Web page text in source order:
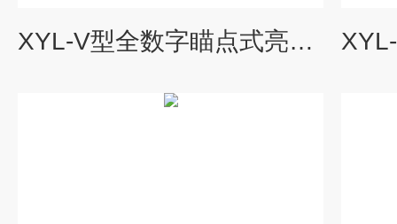
XYL-V型全数字瞄点式亮度计(辉度计)